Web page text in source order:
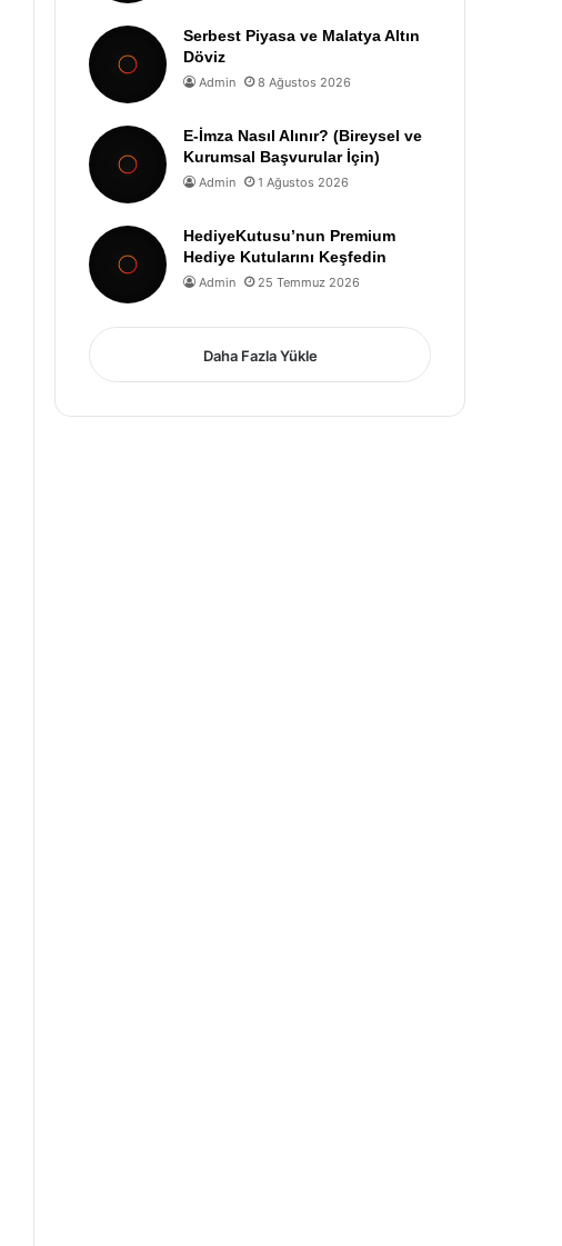
Serbest Piyasa ve Malatya Altın
Döviz
Admin 8 Ağustos 2026
E-İmza Nasıl Alınır? (Bireysel ve
Kurumsal Başvurular İçin)
Admin 1 Ağustos 2026
HediyeKutusu’nun Premium
Hediye Kutularını Keşfedin
Admin 25 Temmuz 2026
Daha Fazla Yükle